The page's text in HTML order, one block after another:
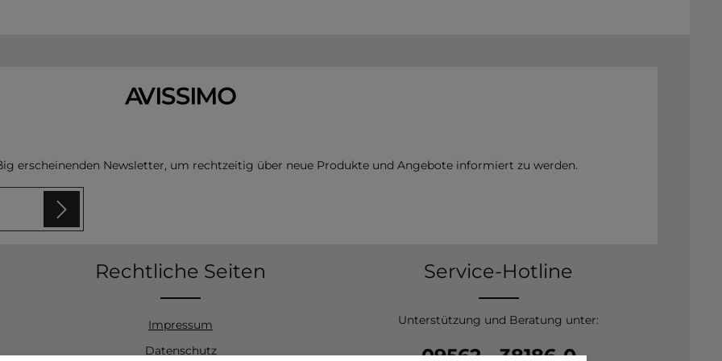
erscheinenden Newsletter, um rechtzeitig über neue Produkte und Angebote informiert zu werden.
Rechtliche Seiten
Impressum
Datenschutz
Service-Hotline
Unterstützung und Beratung unter:
09562 - 38186-0